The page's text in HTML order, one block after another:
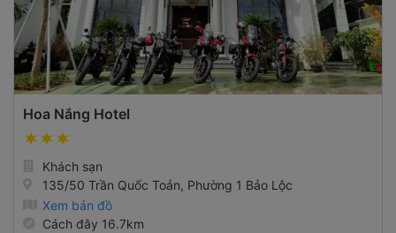
Hoa Nắng Hotel
Khách sạn
135/50 Trần Quốc Toản, Phường 1 Bảo Lộc
Xem bản đồ
Cách đây 16.7km